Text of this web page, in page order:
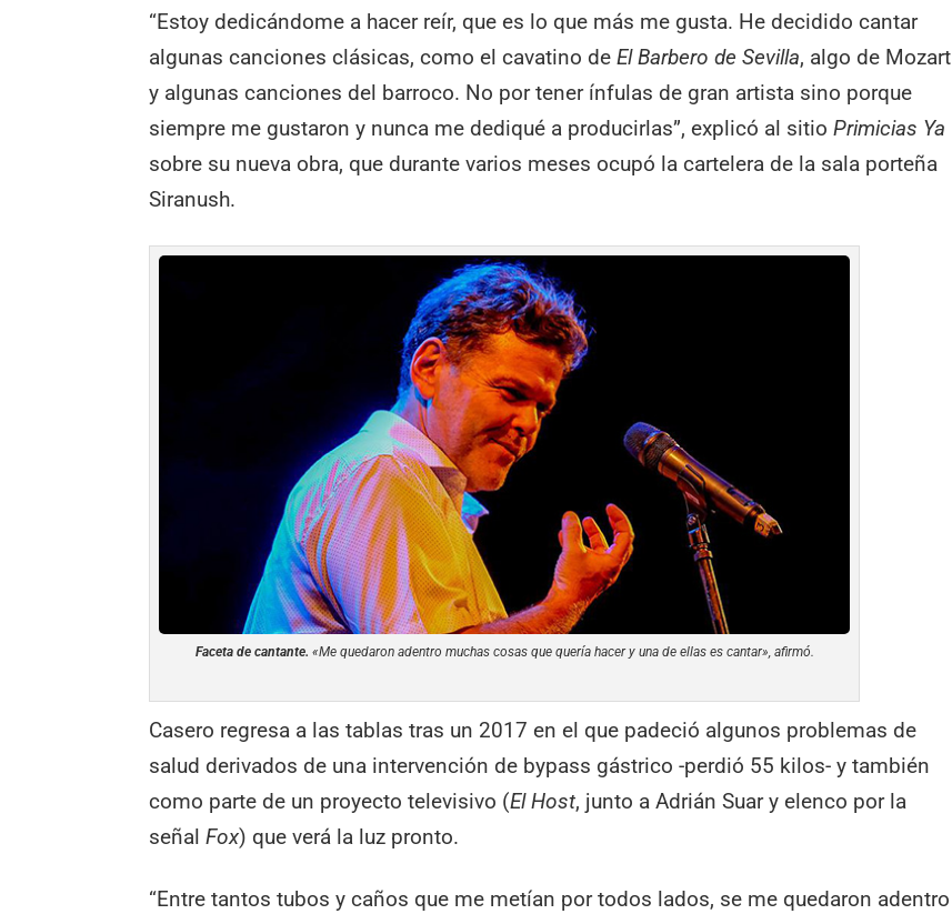
“Estoy dedicándome a hacer reír, que es lo que más me gusta. He decidido cantar
algunas canciones clásicas, como el cavatino deEl Barbero de Sevilla, algo de Mozart
y algunas canciones del barroco. No por tener ínfulas de gran artista sino porque
siempre me gustaron y nunca me dediqué a producirlas”, explicó al sitioPrimicias Ya
sobre su nueva obra, que durante varios meses ocupó la cartelera de la sala porteña
Siranush.
Faceta de cantante. «Me quedaron adentro muchas cosas que quería hacer y una de ellas es cantar», afirmó.
Casero regresa a las tablas tras un 2017 en el que padeció algunos problemas de
salud derivados de una intervención de bypass gástrico -perdió 55 kilos- y también
como parte de un proyecto televisivo (El Host, junto a Adrián Suar y elenco por la
señalFox) que verá la luz pronto.
“Entre tantos tubos y caños que me metían por todos lados, se me quedaron adentro